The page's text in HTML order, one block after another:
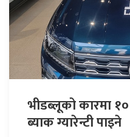
भीडब्लूको कारमा
ब्याक ग्यारेन्टी पाइने